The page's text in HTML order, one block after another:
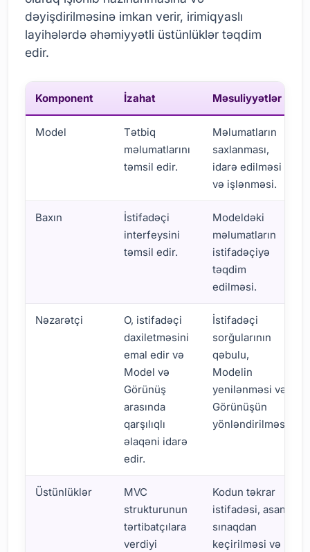
dəyişdirilməsinə imkan verir, irimiqyaslı
layihələrdə əhəmiyyətli üstünlüklər təqdim
edir.
Komponent İzahat Məsuliyyətlər
Model
Tətbiq
məlumatlarını
təmsil edir.
Məlumatların
saxlanması,
idarə edilməsi
və işlənməsi.
Baxın
İstifadəçi
interfeysini
təmsil edir.
Modeldəki
məlumatların
istifadəçiyə
təqdim
edilməsi.
Nəzarətçi
O, istifadəçi
daxiletməsini
emal edir və
Model və
Görünüş
arasında
qarşılıqlı
əlaqəni idarə
edir.
İstifadəçi
sorğularının
qəbulu,
Modelin
yenilənməsi və
Görünüşün
yönləndirilməsi.
Üstünlüklər
MVC
strukturunun
tərtibatçılara
verdiyi
Kodun təkrar
istifadəsi, asan
sınaqdan
keçirilməsi və